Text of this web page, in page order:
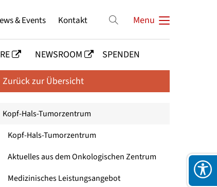
Menu
NEWSROOM SPENDEN
& Events Kontakt
Zurück zur Übersicht
Kopf-Hals-Tumorzentrum
Kopf-Hals-Tumorzentrum
Aktuelles aus dem Onkologischen Zentrum
Medizinisches Leistungsangebot